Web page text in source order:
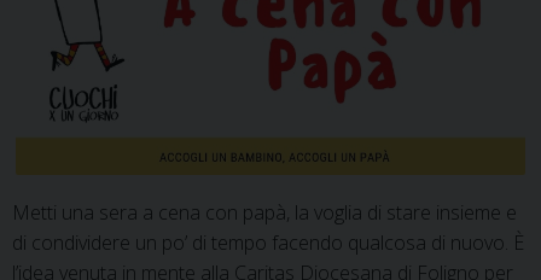
Metti una sera a cena con papà, la voglia di stare insieme e
di condividere un po’ di tempo facendo qualcosa di nuovo. È
l’idea venuta in mente alla Caritas Diocesana di Foligno per